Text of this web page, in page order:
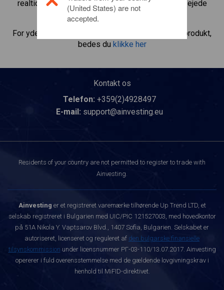
realtidskurser og aktieudbytte, som hvis du selv ejede
aktien.
For yderligere oplysninger om dette investeringsprodukt,
bedes du klikke her
Kontakt os
Telefon: +359(2)4928497
E-mail: support@ainvesting.eu
Residents of your country are not permitted to register to trade with
Ainvesting.
Ainvesting er et registreret varemærke tilhørende Up Trend LTD, et
selskab registreret i Bulgarien med UIC/PIC 121527003, med hovedkontor
på 51A Nikola Y. Vaptsarov Blvd., 1407 Sofia, Bulgarien. Selskabet er
autoriseret, licenseret og reguleret af den bulgarske finansielle
tilsynskommission under licensnummer РГ-03-110/13.07.2017. Ainvesting
opererer i fuld overensstemmelse med de gældende lovgivningskrav i
henhold til MiFID-direktivet.
(United States) are not
accepted.